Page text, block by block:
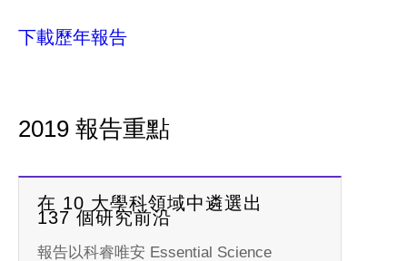
下載歷年報告
2019 報告重點
在 10 大學科領域中遴選出
137 個研究前沿
報告以科睿唯安 Essential Science